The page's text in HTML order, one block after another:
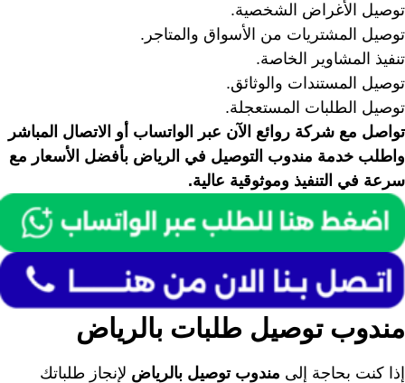
توصيل الأغراض الشخصية.
توصيل المشتريات من الأسواق والمتاجر.
تنفيذ المشاوير الخاصة.
توصيل المستندات والوثائق.
توصيل الطلبات المستعجلة.
تواصل مع شركة روائع الآن عبر الواتساب أو الاتصال المباشر
واطلب خدمة مندوب التوصيل في الرياض بأفضل الأسعار مع
سرعة في التنفيذ وموثوقية عالية.
مندوب توصيل طلبات بالرياض
إذا كنت بحاجة إلى مندوب توصيل بالرياض لإنجاز طلباتك